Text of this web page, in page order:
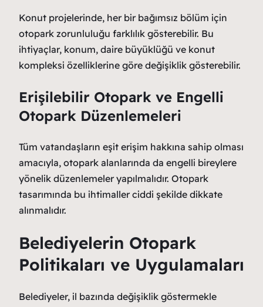
Konut projelerinde, her bir bağımsız bölüm için
otopark zorunluluğu farklılık gösterebilir. Bu
ihtiyaçlar, konum, daire büyüklüğü ve konut
kompleksi özelliklerine göre değişiklik gösterebilir.
Erişilebilir Otopark ve Engelli
Otopark Düzenlemeleri
Tüm vatandaşların eşit erişim hakkına sahip olması
amacıyla, otopark alanlarında da engelli bireylere
yönelik düzenlemeler yapılmalıdır. Otopark
tasarımında bu ihtimaller ciddi şekilde dikkate
alınmalıdır.
Belediyelerin Otopark
Politikaları ve Uygulamaları
Belediyeler, il bazında değişiklik göstermekle